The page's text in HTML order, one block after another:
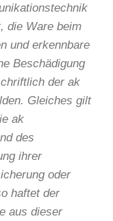
die Ware beim
und erkennbare
Beschädigung
der ak
Gleiches gilt
ak
des
ihrer
oder
haftet der
aus dieser